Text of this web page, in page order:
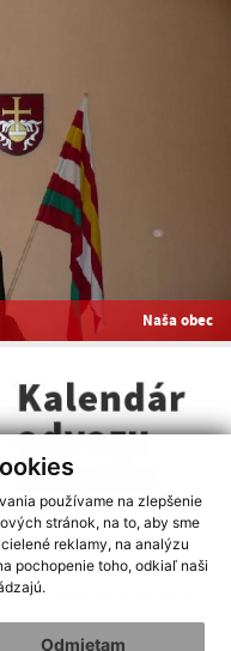
používame na zlepšenie
stránok, na to, aby sme
reklamy, na analýzu
pochopenie toho, odkiaľ naši
Odmietam
Naša obec
informácií s využitím RSS
, Mapa stránok, web portál
|webex.digital